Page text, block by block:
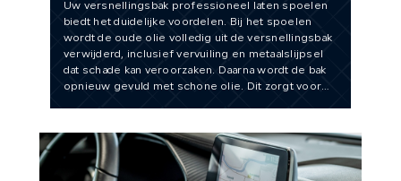
Uw versnellingsbak professioneel laten spoelen
biedt het duidelijke voordelen. Bij het spoelen
wordt de oude olie volledig uit de versnellingsbak
verwijderd, inclusief vervuiling en metaalslijpsel
dat schade kan veroorzaken. Daarna wordt de bak
opnieuw gevuld met schone olie. Dit zorgt voor
aanpak kiest u voor preventiefonderhouden
voorkomt u dure
reparatiesin de toekomst.